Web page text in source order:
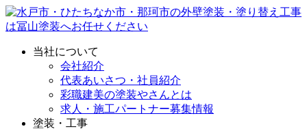
当社について
会社紹介
代表あいさつ・社員紹介
彩職建美の塗装やさんとは
求人・施工パートナー募集情報
塗装・工事